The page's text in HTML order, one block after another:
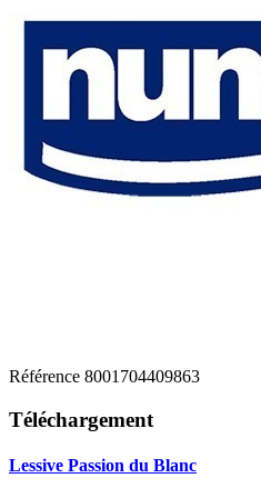
Référence 8001704409863
Téléchargement
Lessive Passion du Blanc